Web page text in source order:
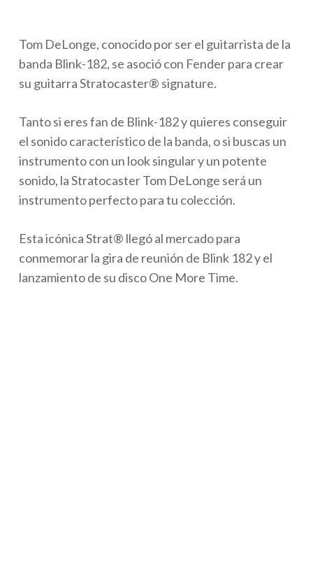
Tom DeLonge, conocido por ser el guitarrista de la
banda Blink-182, se asoció con Fender para crear
su guitarra Stratocaster® signature.
Tanto si eres fan de Blink-182 y quieres conseguir
el sonido característico de la banda, o si buscas un
instrumento con un look singular y un potente
sonido, la Stratocaster Tom DeLonge será un
instrumento perfecto para tu colección.
Esta icónica Strat® llegó al mercado para
conmemorar la gira de reunión de Blink 182 y el
lanzamiento de su disco One More Time.